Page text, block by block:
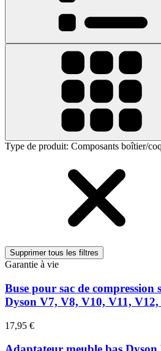
Type de produit: Composants boîtier/
Supprimer tous les filtres
Garantie à vie
Buse pour sac de compression
Dyson V7, V8, V10, V11, V12,
17,95 €